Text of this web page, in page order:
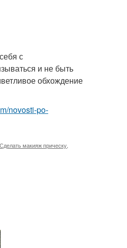
с
и не быть
обхождение
novosti-po-
Сделать макияж прическу